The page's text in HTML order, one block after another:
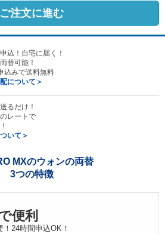
ご注文に進む
込！自宅に届く！
替可能！
込みで送料無料
について＞
るだけ！
レートで
いて＞
MXのウォンの両替
3つの特徴
便利
24時間申込OK！